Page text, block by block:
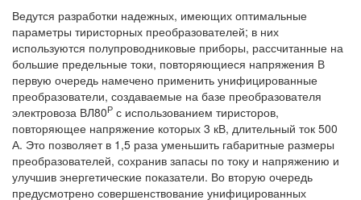
Ведутся разработки надежных, имеющих оптимальные
параметры тиристорных преобразователей; в них
используются полупроводниковые приборы, рассчитанные на
большие предельные токи, повторяющиеся напряжения В
первую очередь намечено применить унифицированные
преобразователи, создаваемые на базе преобразователя
электровоза ВЛ80Р с использованием тиристоров,
повторяющее напряжение которых 3 кВ, длительный ток 500
А. Это позволяет в 1,5 раза уменьшить габаритные размеры
преобразователей, сохранив запасы по току и напряжению и
улучшив энергетические показатели. Во вторую очередь
предусмотрено совершенствование унифицированных